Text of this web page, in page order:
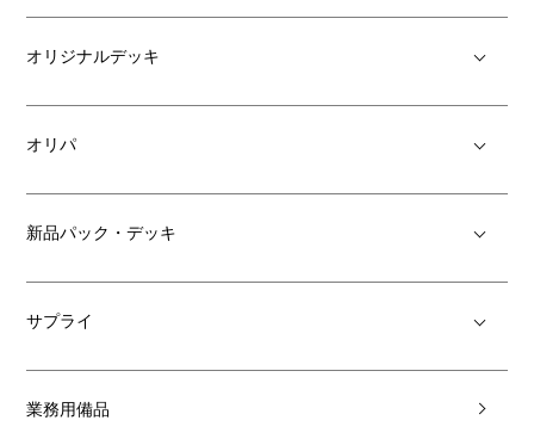
オリジナルデッキ
オリパ
新品パック・デッキ
サプライ
業務用備品